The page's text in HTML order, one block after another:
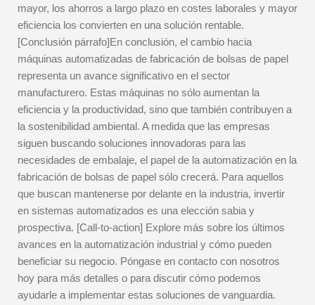
mayor, los ahorros a largo plazo en costes laborales y mayor
eficiencia los convierten en una solución rentable.
[Conclusión párrafo]En conclusión, el cambio hacia
máquinas automatizadas de fabricación de bolsas de papel
representa un avance significativo en el sector
manufacturero. Estas máquinas no sólo aumentan la
eficiencia y la productividad, sino que también contribuyen a
la sostenibilidad ambiental. A medida que las empresas
siguen buscando soluciones innovadoras para las
necesidades de embalaje, el papel de la automatización en la
fabricación de bolsas de papel sólo crecerá. Para aquellos
que buscan mantenerse por delante en la industria, invertir
en sistemas automatizados es una elección sabia y
prospectiva. [Call-to-action] Explore más sobre los últimos
avances en la automatización industrial y cómo pueden
beneficiar su negocio. Póngase en contacto con nosotros
hoy para más detalles o para discutir cómo podemos
ayudarle a implementar estas soluciones de vanguardia.